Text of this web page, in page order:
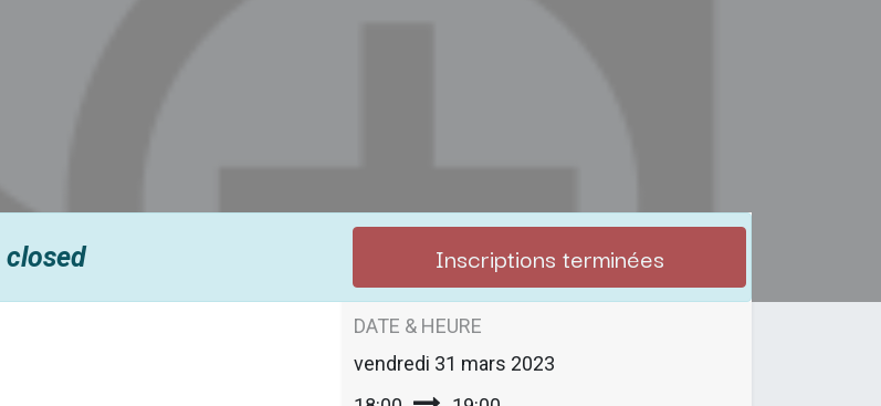
closed Inscriptions terminées
DATE & HEURE
vendredi 31 mars 2023